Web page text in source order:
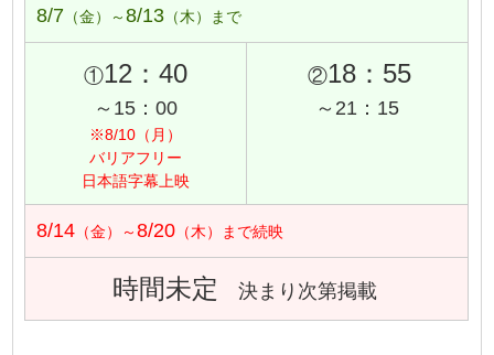
8/7 （金）～8/13 （木）まで
①12：40
～15：00
※8/10（月）
バリアフリー
日本語字幕上映
②18：55
～21：15
8/14 （金）～8/20 （木）まで続映
時間未定 決まり次第掲載